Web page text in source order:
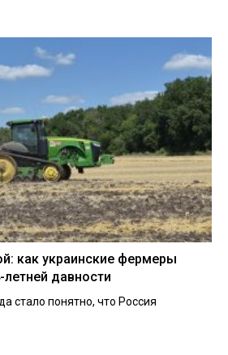
как украинские фермеры
давности
стало понятно, что Россия